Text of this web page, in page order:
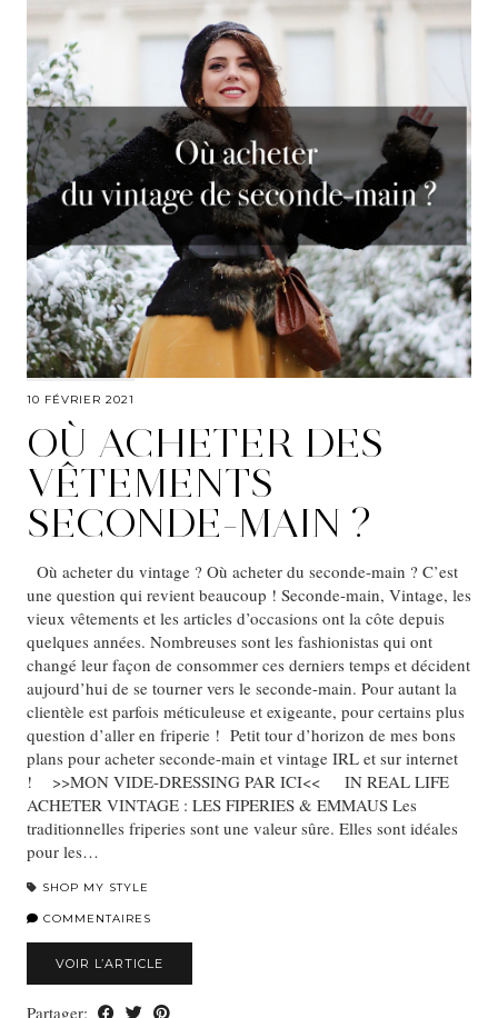
10 FÉVRIER 2021
OÙ ACHETER DES
VÊTEMENTS
SECONDE-MAIN ?
Où acheter du vintage ? Où acheter du seconde-main ? C’est
une question qui revient beaucoup ! Seconde-main, Vintage, les
vieux vêtements et les articles d’occasions ont la côte depuis
quelques années. Nombreuses sont les fashionistas qui ont
changé leur façon de consommer ces derniers temps et décident
aujourd’hui de se tourner vers le seconde-main. Pour autant la
clientèle est parfois méticuleuse et exigeante, pour certains plus
question d’aller en friperie ! Petit tour d’horizon de mes bons
plans pour acheter seconde-main et vintage IRL et sur internet
! >>MON VIDE-DRESSING PAR ICI<< IN REAL LIFE
ACHETER VINTAGE : LES FIPERIES & EMMAUS Les
traditionnelles friperies sont une valeur sûre. Elles sont idéales
pour les…
SHOP MY STYLE
COMMENTAIRES
VOIR L’ARTICLE
Partager: